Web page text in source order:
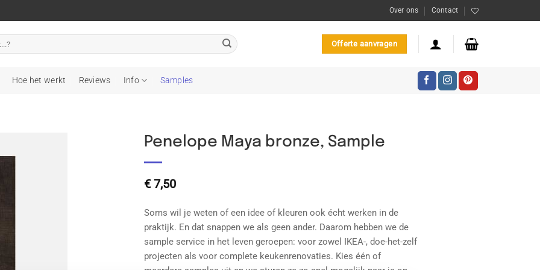
Over ons Contact
Offerte aanvragen
Hoe het werkt Reviews Info Samples
Penelope Maya bronze, Sample
€ 7,50
Soms wil je weten of een idee of kleuren ook écht werken in de
praktijk. En dat snappen we als geen ander. Daarom hebben we de
sample service in het leven geroepen: voor zowel IKEA-, doe-het-zelf
projecten als voor complete keukenrenovaties. Kies één of